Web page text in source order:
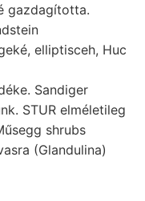
gazdagította.
elliptisceh, Huc
Sandiger
STUR elméletileg
shrubs
(Glandulina)